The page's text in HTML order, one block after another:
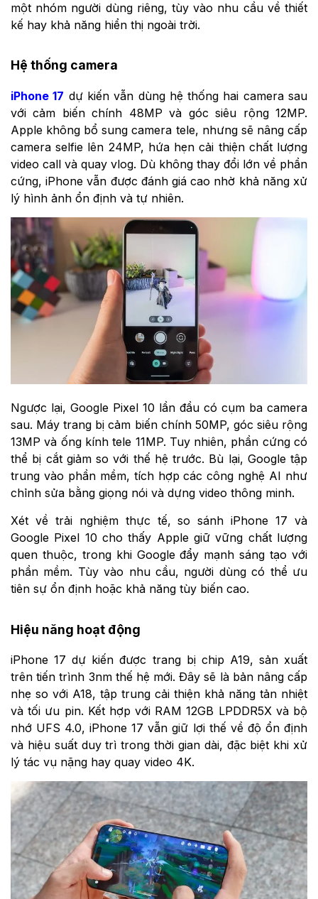
một nhóm người dùng riêng, tùy vào nhu cầu về thiết
kế hay khả năng hiển thị ngoài trời.
Hệ thống camera
iPhone 17 dự kiến vẫn dùng hệ thống hai camera sau
với cảm biến chính 48MP và góc siêu rộng 12MP.
Apple không bổ sung camera tele, nhưng sẽ nâng cấp
camera selfie lên 24MP, hứa hẹn cải thiện chất lượng
video call và quay vlog. Dù không thay đổi lớn về phần
cứng, iPhone vẫn được đánh giá cao nhờ khả năng xử
lý hình ảnh ổn định và tự nhiên.
Ngược lại, Google Pixel 10 lần đầu có cụm ba camera
sau. Máy trang bị cảm biến chính 50MP, góc siêu rộng
13MP và ống kính tele 11MP. Tuy nhiên, phần cứng có
thể bị cắt giảm so với thế hệ trước. Bù lại, Google tập
trung vào phần mềm, tích hợp các công nghệ AI như
chỉnh sửa bằng giọng nói và dựng video thông minh.
Xét về trải nghiệm thực tế, so sánh iPhone 17 và
Google Pixel 10 cho thấy Apple giữ vững chất lượng
quen thuộc, trong khi Google đẩy mạnh sáng tạo với
phần mềm. Tùy vào nhu cầu, người dùng có thể ưu
tiên sự ổn định hoặc khả năng tùy biến cao.
Hiệu năng hoạt động
iPhone 17 dự kiến được trang bị chip A19, sản xuất
trên tiến trình 3nm thế hệ mới. Đây sẽ là bản nâng cấp
nhẹ so với A18, tập trung cải thiện khả năng tản nhiệt
và tối ưu pin. Kết hợp với RAM 12GB LPDDR5X và bộ
nhớ UFS 4.0, iPhone 17 vẫn giữ lợi thế về độ ổn định
và hiệu suất duy trì trong thời gian dài, đặc biệt khi xử
lý tác vụ nặng hay quay video 4K.